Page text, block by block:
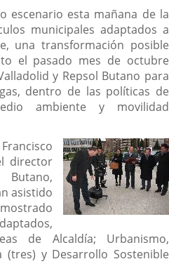
escenario esta mañana de la
municipales adaptados a
una transformación posible
el pasado mes de octubre
y Repsol Butano para
dentro de las políticas de
ambiente y movilidad
director
asistido
de Alcaldía; Urbanismo,
(tres) y Desarrollo Sostenible